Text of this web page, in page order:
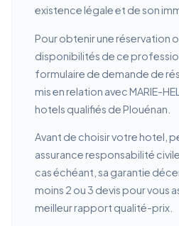
existence légale et de son
Pour obtenir une réservation
disponibilités de ce
formulaire de demande de
mis en relation avec MARIE-
hotels qualifiés de Plouénan.
Avant de choisir votre hotel,
assurance responsabilité
cas échéant, sa garantie
moins 2 ou 3 devis pour vous
meilleur rapport qualité-prix.